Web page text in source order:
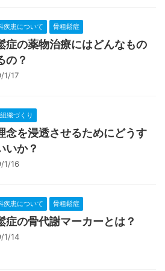
疾患について 骨粗鬆症
症の薬物治療にはどんなもの
の？
1/17
組織づくり
念を浸透させるためにどうす
いか？
1/16
疾患について 骨粗鬆症
症の骨代謝マーカーとは？
1/14